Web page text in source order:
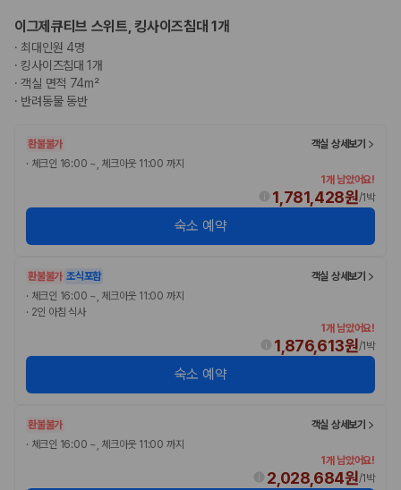
이그제큐티브 스위트, 킹사이즈침대 1개
· 최대인원 4명
·킹사이즈침대 1개
·객실 면적 74m²
· 반려동물 동반
환불불가
객실 상세보기
· 체크인 16:00 ~, 체크아웃 11:00 까지
1개 남았어요!
1,781,428원/1박
숙소 예약
환불불가 조식포함
객실 상세보기
· 체크인 16:00 ~, 체크아웃 11:00 까지
· 2인 아침 식사
1개 남았어요!
1,876,613원/1박
숙소 예약
환불불가
객실 상세보기
· 체크인 16:00 ~, 체크아웃 11:00 까지
1개 남았어요!
2,028,684원/1박